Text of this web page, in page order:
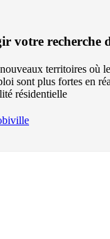
votre recherche
territoires où
sont plus fortes en
résidentielle